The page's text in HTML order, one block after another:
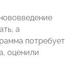
а
потребует
оценили